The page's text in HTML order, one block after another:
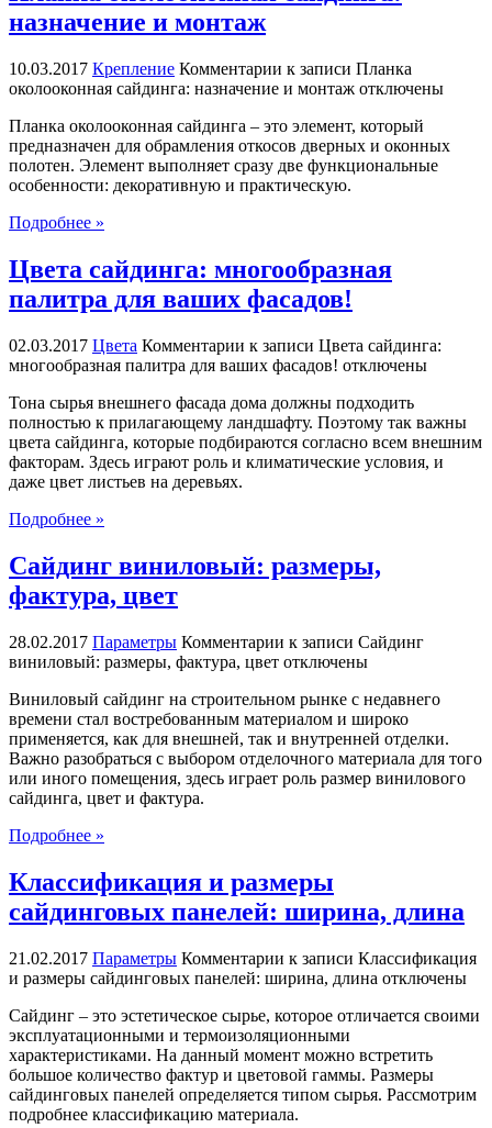
назначение и монтаж
10.03.2017 Крепление Комментарии к записи Планка
околооконная сайдинга: назначение и монтаж отключены
Планка околооконная сайдинга – это элемент, который
предназначен для обрамления откосов дверных и оконных
полотен. Элемент выполняет сразу две функциональные
особенности: декоративную и практическую.
Подробнее »
Цвета сайдинга: многообразная
палитра для ваших фасадов!
02.03.2017 Цвета Комментарии к записи Цвета сайдинга:
многообразная палитра для ваших фасадов! отключены
Тона сырья внешнего фасада дома должны подходить
полностью к прилагающему ландшафту. Поэтому так важны
цвета сайдинга, которые подбираются согласно всем внешним
факторам. Здесь играют роль и климатические условия, и
даже цвет листьев на деревьях.
Подробнее »
Cайдинг виниловый: размеры,
фактура, цвет
28.02.2017 Параметры Комментарии к записи Cайдинг
виниловый: размеры, фактура, цвет отключены
Виниловый сайдинг на строительном рынке с недавнего
времени стал востребованным материалом и широко
применяется, как для внешней, так и внутренней отделки.
Важно разобраться с выбором отделочного материала для того
или иного помещения, здесь играет роль размер винилового
сайдинга, цвет и фактура.
Подробнее »
Классификация и размеры
сайдинговых панелей: ширина, длина
21.02.2017 Параметры Комментарии к записи Классификация
и размеры сайдинговых панелей: ширина, длина отключены
Сайдинг – это эстетическое сырье, которое отличается своими
эксплуатационными и термоизоляционными
характеристиками. На данный момент можно встретить
большое количество фактур и цветовой гаммы. Размеры
сайдинговых панелей определяется типом сырья. Рассмотрим
подробнее классификацию материала.